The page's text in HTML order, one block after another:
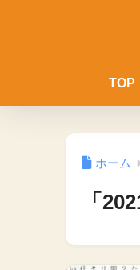
TOP
ホーム
「